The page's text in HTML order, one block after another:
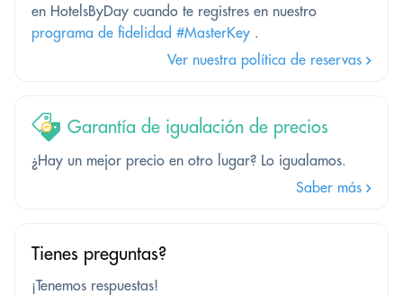
en HotelsByDay cuando te registres en nuestro
programa de fidelidad #MasterKey .
Ver nuestra política de reservas
Garantía de igualación de precios
¿Hay un mejor precio en otro lugar? Lo igualamos.
Saber más
Tienes preguntas?
¡Tenemos respuestas!